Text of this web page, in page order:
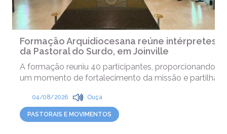
Formação Arquidiocesana reúne intérpretes
da Pastoral do Surdo, em Joinville
A formação reuniu 40 participantes, proporcionando
um momento de fortalecimento da missão e partilha
04/08/2026 Ouça
PASTORAIS E MOVIMENTOS